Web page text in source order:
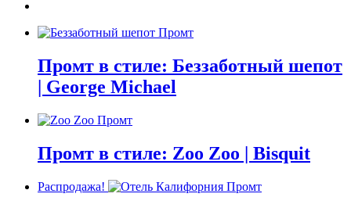
Промт в стиле: Беззаботный шепот
| George Michael
Промт в стиле: Zoo Zoo | Bisquit
Распродажа!